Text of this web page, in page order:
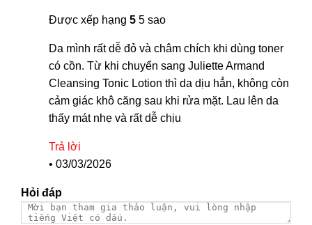
Được xếp hạng 5 5 sao
Da mình rất dễ đỏ và châm chích khi dùng toner
có cồn. Từ khi chuyển sang Juliette Armand
Cleansing Tonic Lotion thì da dịu hẳn, không còn
cảm giác khô căng sau khi rửa mặt. Lau lên da
thấy mát nhẹ và rất dễ chịu
Trả lời
• 03/03/2026
Hỏi đáp